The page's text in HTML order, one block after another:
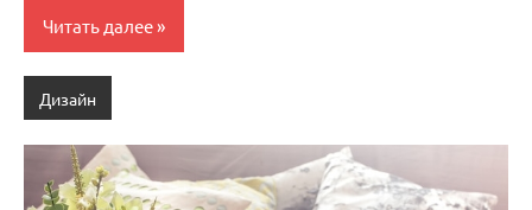
Читать далее
Дизайн